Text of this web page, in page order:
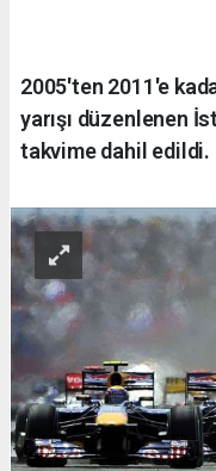
2005'ten 2011'e
yarışı düzenlenen
takvime dahil edildi.